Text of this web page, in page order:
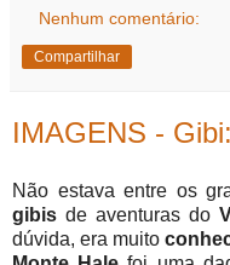
Nenhum comentário:
Compartilhar
IMAGENS -
Não estava entre os
gibis de aventuras do
dúvida, era muito